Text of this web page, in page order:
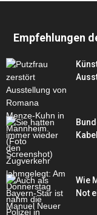
Empfehlungen
Wie
Not